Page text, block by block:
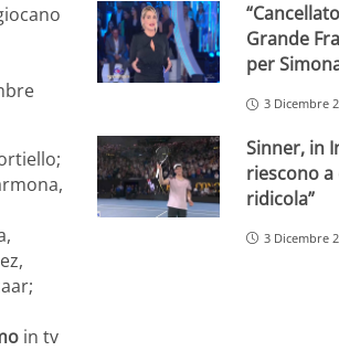
in tv
Grande
per
3 Dicembre
Sinner, in
riescono a
ridicola”
3 Dicembre